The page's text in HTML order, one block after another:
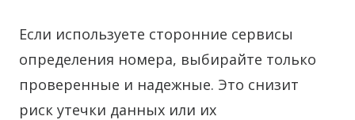
Если используете сторонние сервисы
определения номера, выбирайте только
проверенные и надежные. Это снизит
риск утечки данных или их